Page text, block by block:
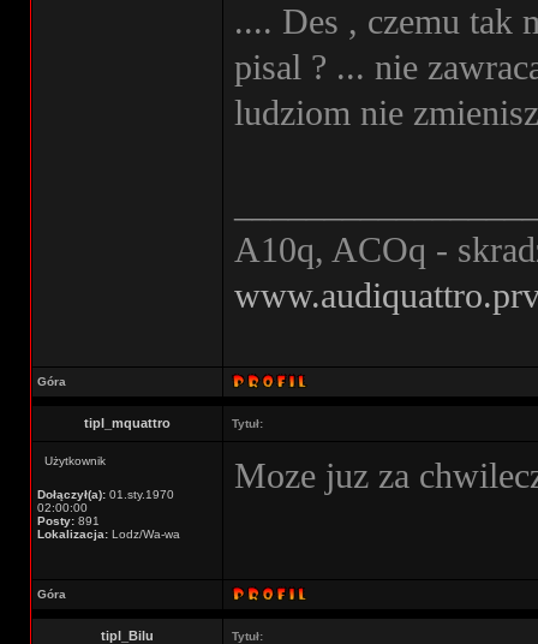
.... Des , czemu tak
pisal ? ... nie
ludziom nie
A10q, ACOq -
Góra
tipl_mquattro Tytuł:
Użytkownik
Dołączył(a): 01.sty.1970
02:00:00
Posty: 891
Lokalizacja: Lodz/Wa-wa
Moze juz za
Góra
tipl_Bilu Tytuł: